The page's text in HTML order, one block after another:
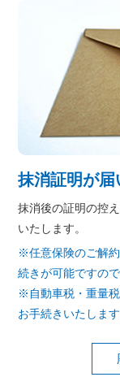
抹消証明が
抹消後の証明の控
いたします。
※任意保険のご解
続きが可能ですの
※自動車税・重量
お手続きいたします